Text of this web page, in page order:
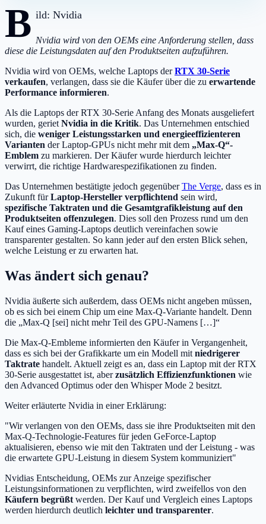
B ild: Nvidia
Nvidia wird von den OEMs eine Anforderung stellen, dass
diese die Leistungsdaten auf den Produktseiten aufzuführen.
Nvidia wird von OEMs, welche Laptops derRTX 30-Serie
verkaufen, verlangen, dass sie die Käufer über die zu erwartende
Performance informieren.
Als die Laptops der RTX 30-Serie Anfang des Monats ausgeliefert
wurden, geriet Nvidia in die Kritik. Das Unternehmen entschied
sich, die weniger Leistungsstarken und energieeffizienteren
Varianten der Laptop-GPUs nicht mehr mit dem „Max-Q“-
Emblem zu markieren. Der Käufer wurde hierdurch leichter
verwirrt, die richtige Hardwarespezifikationen zu finden.
Das Unternehmen bestätigte jedoch gegenüberThe Verge, dass es in
Zukunft fürLaptop-Hersteller verpflichtend sein wird,
spezifische Taktraten und die Gesamtgrafikleistung auf den
Produktseiten offenzulegen. Dies soll den Prozess rund um den
Kauf eines Gaming-Laptops deutlich vereinfachen sowie
transparenter gestalten. So kann jeder auf den ersten Blick sehen,
welche Leistung er zu erwarten hat.
Was ändert sich genau?
Nvidia äußerte sich außerdem, dass OEMs nicht angeben müssen,
ob es sich bei einem Chip um eine Max-Q-Variante handelt. Denn
die „Max-Q [sei] nicht mehr Teil des GPU-Namens […]“
Die Max-Q-Embleme informierten den Käufer in Vergangenheit,
dass es sich bei der Grafikkarte um ein Modell mit niedrigerer
Taktrate handelt. Aktuell zeigt es an, dass ein Laptop mit der RTX
30-Serie ausgestattet ist, aberzusätzlich Effizienzfunktionen wie
den Advanced Optimus oder den Whisper Mode 2 besitzt.
Weiter erläuterte Nvidia in einer Erklärung:
"Wir verlangen von den OEMs, dass sie ihre Produktseiten mit den
Max-Q-Technologie-Features für jeden GeForce-Laptop
aktualisieren, ebenso wie mit den Taktraten und der Leistung - was
die erwartete GPU-Leistung in diesem System kommuniziert"
Nvidias Entscheidung, OEMs zur Anzeige spezifischer
Leistungsinformationen zu verpflichten, wird zweifellos von den
Käufern begrüßt werden. Der Kauf und Vergleich eines Laptops
werden hierdurch deutlich leichter und transparenter.